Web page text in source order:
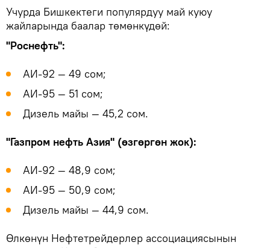
Учурда Бишкектеги популярдуу май куюу
жайларында баалар төмөнкүдөй:
"Роснефть":
АИ-92 — 49 сом;
АИ-95 — 51 сом;
Дизель майы — 45,2 сом.
"Газпром нефть Азия" (өзгөргөн жок):
АИ-92 — 48,9 сом;
АИ-95 — 50,9 сом;
Дизель майы — 44,9 сом.
Өлкөнүн Нефтетрейдерлер ассоциациясынын